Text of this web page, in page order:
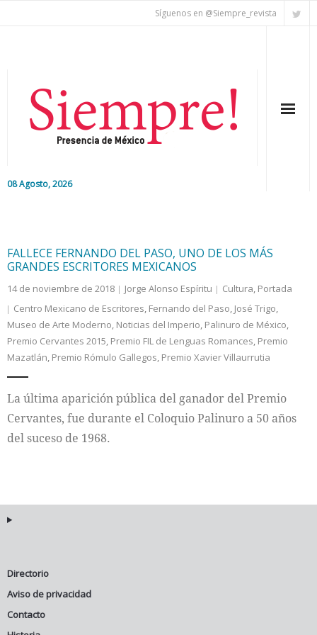
Síguenos en @Siempre_revista
08 Agosto, 2026
Colaboradores
Internacional
FALLECE FERNANDO DEL PASO, UNO DE LOS MÁS
GRANDES ESCRITORES MEXICANOS
14 de noviembre de 2018 Jorge Alonso Espíritu Cultura, Portada
Centro Mexicano de Escritores, Fernando del Paso, José Trigo,
Museo de Arte Moderno, Noticias del Imperio, Palinuro de México,
Premio Cervantes 2015, Premio FIL de Lenguas Romances, Premio
Mazatlán, Premio Rómulo Gallegos, Premio Xavier Villaurrutia
La última aparición pública del ganador del Premio
Cervantes, fue durante el Coloquio Palinuro a 50 años
del suceso de 1968.
Directorio
Aviso de privacidad
Contacto